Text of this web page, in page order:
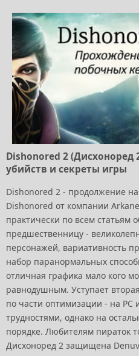
Dishonored 2 (Дисхоноред
убийств и секреты игры
Dishonored 2 - продолжение
Dishonored от компании
практически по всем статьям
предшественницу -
персонажей, вариативность
набор паранормальных
отличная графика мало кого
равнодушным. Уступает
по части оптимизации - на PC
трудностями, однако на
порядке. Любителям пираток
Дисхоноред 2 защищена